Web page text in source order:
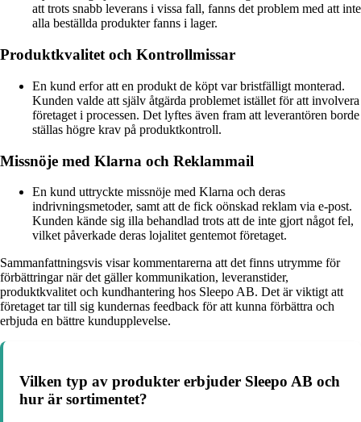
att trots snabb leverans i vissa fall, fanns det problem med att inte
alla beställda produkter fanns i lager.
Produktkvalitet och Kontrollmissar
En kund erfor att en produkt de köpt var bristfälligt monterad.
Kunden valde att själv åtgärda problemet istället för att involvera
företaget i processen. Det lyftes även fram att leverantören borde
ställas högre krav på produktkontroll.
Missnöje med Klarna och Reklammail
En kund uttryckte missnöje med Klarna och deras
indrivningsmetoder, samt att de fick oönskad reklam via e-post.
Kunden kände sig illa behandlad trots att de inte gjort något fel,
vilket påverkade deras lojalitet gentemot företaget.
Sammanfattningsvis visar kommentarerna att det finns utrymme för
förbättringar när det gäller kommunikation, leveranstider,
produktkvalitet och kundhantering hos Sleepo AB. Det är viktigt att
företaget tar till sig kundernas feedback för att kunna förbättra och
erbjuda en bättre kundupplevelse.
Vilken typ av produkter erbjuder Sleepo AB och
hur är sortimentet?